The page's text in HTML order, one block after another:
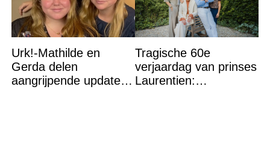
Urk!-Mathilde en
Gerda delen
aangrijpende update
Tragische 60e
verjaardag van prinses
Laurentien: